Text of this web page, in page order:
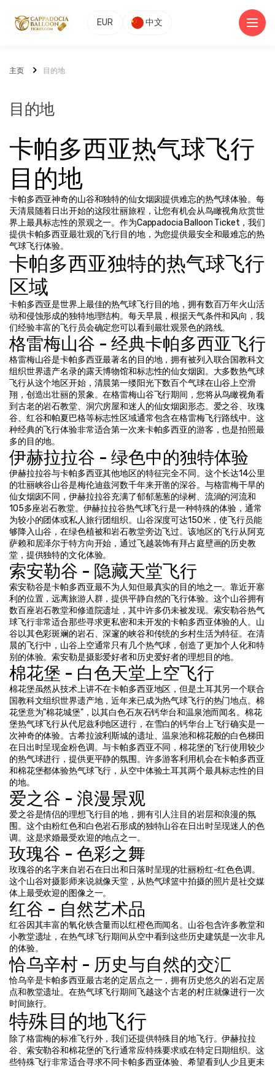
EUR 中文
主页 目的地
目的地
卡帕多西亚热气球飞行
目的地
卡帕多西亚神奇的山谷和独特的仙女烟囱提供难忘的热气球体验。每
天清晨随着日出开始的这段壮丽旅程，让您有机会从鸟瞰视角欣赏世
界上最具标志性的景观之一。作为Cappadocia Balloon Ticket，我们
提供卡帕多西亚最壮观的飞行目的地，为您提供最安全和最难忘的热
气球飞行体验。
卡帕多西亚独特的热气球飞行
区域
卡帕多西亚是世界上最佳的热气球飞行目的地，拥有数百万年火山活
动和侵蚀形成的独特地理结构。每天早晨，根据天气条件和风向，我
们经验丰富的飞行员会确定您可以看到最壮观景色的路线。
格雷梅山谷 - 经典卡帕多西亚飞行
格雷梅山谷是卡帕多西亚最著名的目的地，拥有被列入联合国教科文
组织世界遗产名录的露天博物馆和标志性的仙女烟囱。大多数热气球
飞行从这个地区开始，清晨第一缕阳光下数百个气球在山谷上空滑
翔，创造出壮丽的景象。在格雷梅山谷飞行期间，您将从鸟瞰视角看
到古老的岩石教堂、洞穴房屋和迷人的仙女烟囱形态。爱之谷、玫瑰
谷、红谷和帕夏巴格等标志性区域通常包含在格雷梅飞行路线中。这
种经典的飞行体验非常适合第一次来卡帕多西亚的游客，也是拍照最
多的目的地。
伊赫拉拉谷 - 绿色中的独特体验
伊赫拉拉谷与卡帕多西亚其他地区的特征完全不同。这个长达14公里
的壮丽峡谷山谷是梅伦迪兹河数千年来开凿的深谷。与格雷梅干旱的
仙女烟囱不同，伊赫拉拉谷充满了郁郁葱葱的绿树、流淌的河流和
105多座岩石教堂。伊赫拉拉谷热气球飞行是一种特殊的体验，通常
为较小的团体或私人旅行团组织。山谷深度可达150米，使飞行员能
够降入山谷，在绿色植被和岩石教堂旁边飞过。该地区的飞行从阿克
萨赖和居泽尔于特方向开始，通过飞越装饰有拜占庭壁画的历史教
堂，提供独特的文化体验。
索安勒谷 - 隐藏天堂飞行
索安勒谷是卡帕多西亚最不为人知但最真实的目的地之一。靠近开塞
利的位置，远离旅游人群，提供平静自然的飞行体验。这个山谷拥有
数百座岩石教堂和修道院遗址，其中许多仍未被发现。索安勒谷热气
球飞行非常适合那些寻求更私密和未开发的卡帕多西亚体验的人。山
谷以其色彩斑斓的岩石、深邃的峡谷和传统的乡村生活为特征。在清
晨的飞行中，山谷上空通常只有几个热气球，创造了更加个人化和特
别的体验。索安勒是摄影爱好者和历史爱好者的理想目的地。
棉花堡 - 白色天堂上空飞行
棉花堡虽然从技术上讲不在卡帕多西亚地区，但是土耳其另一个联合
国教科文组织世界遗产地，近年来已成为热气球飞行的热门地点。棉
花堡意为"棉花城堡"，以其白色石灰石钙华台和温泉池而闻名。棉花
堡热气球飞行从代尼兹利地区进行，在雪白的钙华台上飞行确实是一
次神奇的体验。古希拉波利斯城的遗址、温泉池和棉花般的白色梯田
在日出时呈现金粉色调。与卡帕多西亚不同，棉花堡的飞行使用较少
的热气球进行，提供更平静的氛围。许多游客利用机会在卡帕多西亚
和棉花堡都体验热气球飞行，从空中体验土耳其两个最具标志性的目
的地。
爱之谷 - 浪漫景观
爱之谷是情侣的理想飞行目的地，拥有引人注目的岩层和浪漫的氛
围。这个由粉红色和白色岩石形成的独特山谷在日出时呈现迷人的色
调。这是求婚最受欢迎的地点之一。
玫瑰谷 - 色彩之舞
玫瑰谷的名字来自岩石在日出和日落时呈现的壮丽粉红-红色色调。
这个山谷对摄影师来说就像天堂，从热气球篮中拍摄的照片是社交媒
体上最受欢迎的图像之一。
红谷 - 自然艺术品
红谷因其丰富的氧化铁含量而以红橙色而闻名。山谷包含许多教堂和
小教堂遗址，在热气球飞行期间从空中看到这些历史建筑是一次非凡
的体验。
恰乌辛村 - 历史与自然的交汇
恰乌辛是卡帕多西亚最古老的定居点之一，拥有历史悠久的岩石定居
点和教堂遗址。在热气球飞行期间飞越这个古老的村庄就像进行一次
时间旅行。
特殊目的地飞行
除了格雷梅的标准飞行外，我们还提供特殊目的地飞行。伊赫拉拉
谷、索安勒谷和棉花堡的飞行通常应特殊要求或在特定日期组织。这
些特殊飞行非常适合寻求不同卡帕多西亚体验、希望看到人少且更未